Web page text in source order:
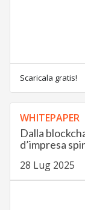
Scaricala gratis!
WHITEPAPER
Dalla
d’impresa
28 Lug 2025